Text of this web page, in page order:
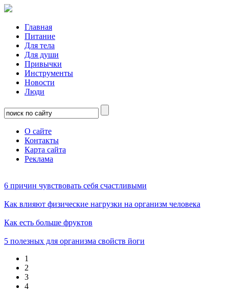
Главная
Питание
Для тела
Для души
Привычки
Инструменты
Новости
Люди
О сайте
Контакты
Карта сайта
Реклама
6 причин чувствовать себя счастливыми
Как влияют физические нагрузки на организм человека
Как есть больше фруктов
5 полезных для организма свойств йоги
1
2
3
4